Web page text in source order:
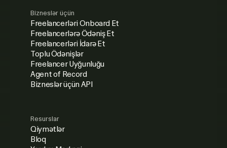
Bizneslər üçün
Freelancerləri Onboard Et
Freelancerlərə Ödəniş Et
Freelancerləri İdarə Et
Toplu Ödənişlər
Freelancer Uyğunluğu
Agent of Record
Bizneslər üçün API
Resurslar
Qiymətlər
Bloq